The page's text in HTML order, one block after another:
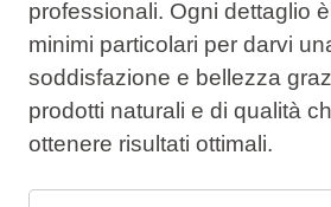
professionali. Ogni dettaglio
minimi particolari per darvi
soddisfazione e bellezza
prodotti naturali e di qualità
ottenere risultati ottimali.